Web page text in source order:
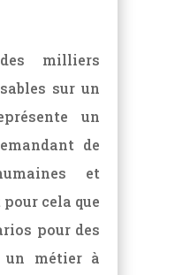
milliers
sur un
un
de
et
cela que
pour des
un métier à